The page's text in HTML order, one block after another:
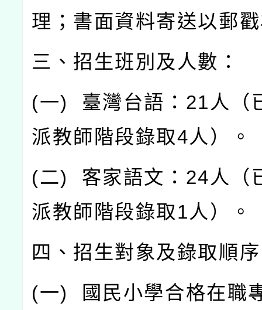
理；書面資料寄送以郵
三、招生班別及人數：
(一) 臺灣台語： 21 人（
派教師階段錄取4人）。
(二) 客家語文： 24人（
派教師階段錄取1人）。
四、招生對象及錄取順
(一)
國民小學合格在職